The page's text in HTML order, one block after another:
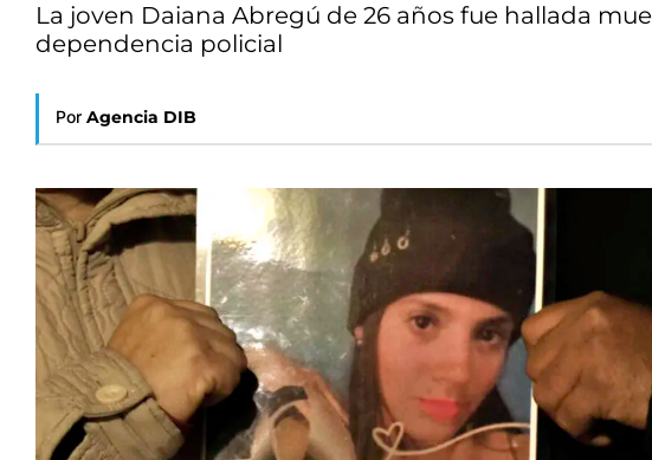
La joven Daiana Abregú de 26 años fue hallada
dependencia policial
Por Agencia DIB